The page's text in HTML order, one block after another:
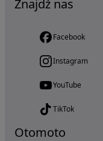
Znajdź nas
Facebook
Instagram
YouTube
TikTok
Otomoto